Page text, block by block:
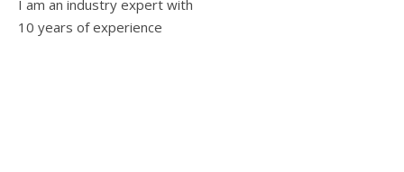
I am an industry expert with
10 years of experience